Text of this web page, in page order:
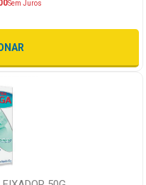
Sem Juros